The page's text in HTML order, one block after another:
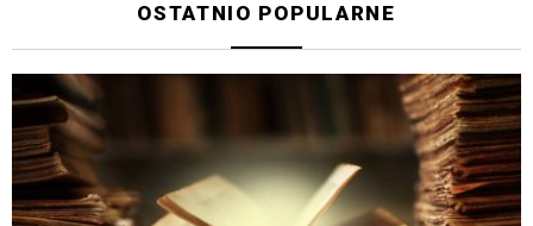
OSTATNIO POPULARNE